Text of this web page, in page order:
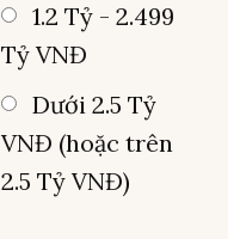
1.2 Tỷ - 2.499
Tỷ VNĐ
Dưới 2.5 Tỷ
VNĐ (hoặc trên
2.5 Tỷ VNĐ)